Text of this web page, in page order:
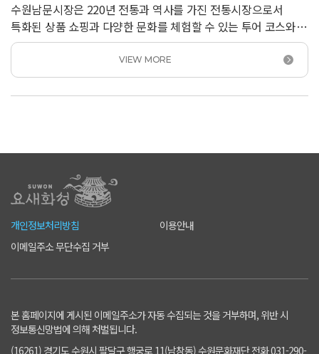
수원남문시장은 220년 전통과 역사를 가진 전통시장으로서
특화된 상품 쇼핑과 다양한 문화를 체험할 수 있는 투어 코스와
인프라를 구축하고 있는 준비된 글로벌 명품시장입니다.
대장간의 문화를 간직한 구천동 공구상가부터, 수원멋쟁이는 다
만날 수 있는 남문로데오시장과 패션1번가&middot;시민상가,
매일 시민들의 밥상을 책임지는 밑반찬 가득한 못골&middot;
수원남문시장은, 한 곳에서 다채로운 9개 시장의 풍경을 만날 수
있습니다.
VIEW MORE
개인정보처리방침
이용안내
이메일주소 무단수집 거부
본 홈페이지에 게시된 이메일주소가 자동 수집되는 것을 거부하며, 위반 시
정보통신망법에 의해 처벌됩니다.
(16261) 경기도 수원시 팔달구 행궁로 11(남창동) 수원문화재단 전화 031-290-